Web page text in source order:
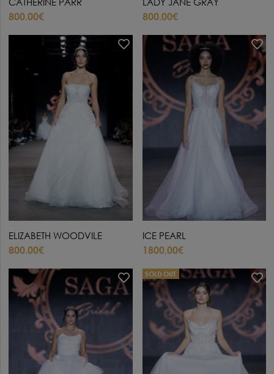
800.00€ 800.00€
ELIZABETH WOODVILE
800.00€
ICE PEARL
1800.00€
SOLD OUT